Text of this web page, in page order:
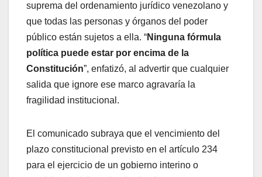
suprema del ordenamiento jurídico venezolano y
que todas las personas y órganos del poder
público están sujetos a ella. “Ninguna fórmula
política puede estar por encima de la
Constitución”, enfatizó, al advertir que cualquier
salida que ignore ese marco agravaría la
fragilidad institucional.
El comunicado subraya que el vencimiento del
plazo constitucional previsto en el artículo 234
para el ejercicio de un gobierno interino o